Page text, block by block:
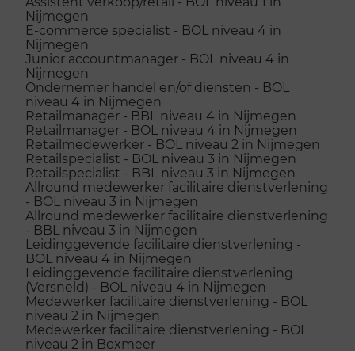
Nijmegen
E-commerce specialist - BOL niveau 4 in
Nijmegen
Junior accountmanager - BOL niveau 4 in
Nijmegen
Ondernemer handel en/of diensten - BOL
niveau 4 in Nijmegen
Retailmanager - BBL niveau 4 in Nijmegen
Retailmanager - BOL niveau 4 in Nijmegen
Retailmedewerker - BOL niveau 2 in Nijmegen
Retailspecialist - BOL niveau 3 in Nijmegen
Retailspecialist - BBL niveau 3 in Nijmegen
Allround medewerker facilitaire dienstverlening
- BOL niveau 3 in Nijmegen
Allround medewerker facilitaire dienstverlening
- BBL niveau 3 in Nijmegen
Leidinggevende facilitaire dienstverlening -
BOL niveau 4 in Nijmegen
Leidinggevende facilitaire dienstverlening
(Versneld) - BOL niveau 4 in Nijmegen
Medewerker facilitaire dienstverlening - BOL
niveau 2 in Nijmegen
Medewerker facilitaire dienstverlening - BOL
niveau 2 in Boxmeer